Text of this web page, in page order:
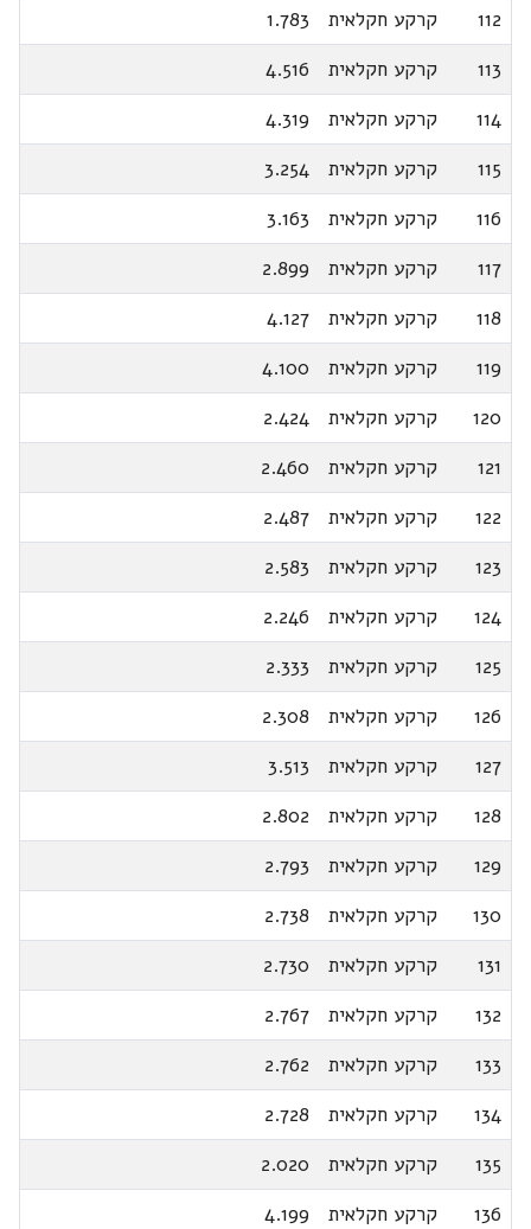
112
קרקע חקלאית
1.783
113
קרקע חקלאית
4.516
114
קרקע חקלאית
4.319
115
קרקע חקלאית
3.254
116
קרקע חקלאית
3.163
117
קרקע חקלאית
2.899
118
קרקע חקלאית
4.127
119
קרקע חקלאית
4.100
120
קרקע חקלאית
2.424
121
קרקע חקלאית
2.460
122
קרקע חקלאית
2.487
123
קרקע חקלאית
2.583
124
קרקע חקלאית
2.246
125
קרקע חקלאית
2.333
126
קרקע חקלאית
2.308
127
קרקע חקלאית
3.513
128
קרקע חקלאית
2.802
129
קרקע חקלאית
2.793
130
קרקע חקלאית
2.738
131
קרקע חקלאית
2.730
132
קרקע חקלאית
2.767
133
קרקע חקלאית
2.762
134
קרקע חקלאית
2.728
135
קרקע חקלאית
2.020
136
קרקע חקלאית
4.199